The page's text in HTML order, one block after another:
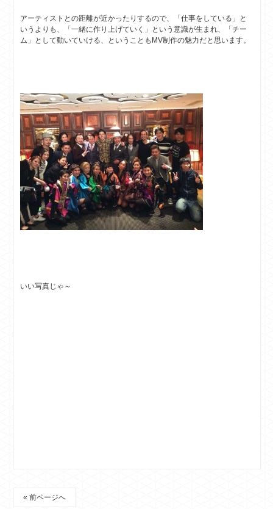
アーティストとの距離が近かったりするので、「仕事をしている」と
いうよりも、「一緒に作り上げていく」という意識が生まれ、「チー
ム」として動いていける、ということもMV制作の魅力だと思います。
いい写真じゃ～
« 前ページへ